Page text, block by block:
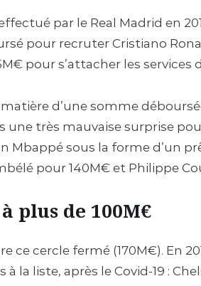
par le Real Madrid en
pour recruter Cristiano
pour s’attacher les services
d’une somme
une très mauvaise surprise
Mbappé sous la forme d’un
pour 140M€ et Philippe
plus de 100M€
cercle fermé (170M€). En
la liste, après le Covid-19 :